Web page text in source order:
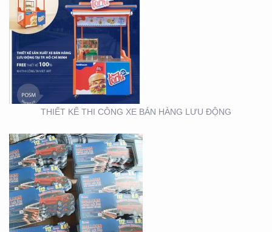
THIẾT KẾ THI CÔNG XE BÁN HÀNG LƯU ĐỘNG
THIẾT KẾ SẢN XUẤT TỜ
RƠI TOYOTA
THIẾT KẾ SẢN XUẤT
WOBLER ” TÀI CHÍNH
TOYOTA”